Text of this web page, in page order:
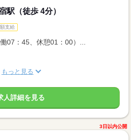
駅（徒歩 4分）
支給
07：45、休憩01：00）...
もっと見る
人詳細を見る
3日以内公開